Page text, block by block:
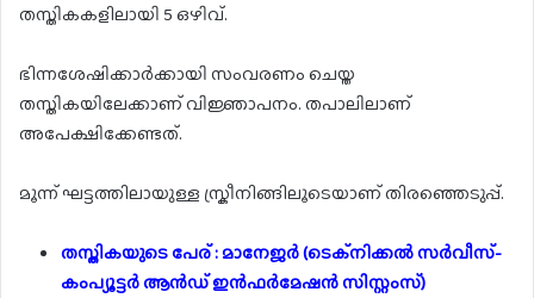
തസ്തികകളിലായി 5 ഒഴിവ്.
ഭിന്നശേഷിക്കാർക്കായി സംവരണം ചെയ്ത
തസ്തികയിലേക്കാണ് വിജ്ഞാപനം. തപാലിലാണ്
അപേക്ഷിക്കേണ്ടത്.
മൂന്ന് ഘട്ടത്തിലായുള്ള സ്ക്രീനിങ്ങിലൂടെയാണ് തിരഞ്ഞെടുപ്പ്.
തസ്തികയുടെ പേര് : മാനേജർ (ടെക്‌നിക്കൽ സർവീസ്-
കംപ്യൂട്ടർ ആൻഡ് ഇൻഫർമേഷൻ സിസ്റ്റംസ്‌)